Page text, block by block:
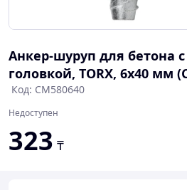
Анкер-шуруп для бетона
головкой, TORX, 6x40 мм
Код: CM580640
Недоступен
323 ₸